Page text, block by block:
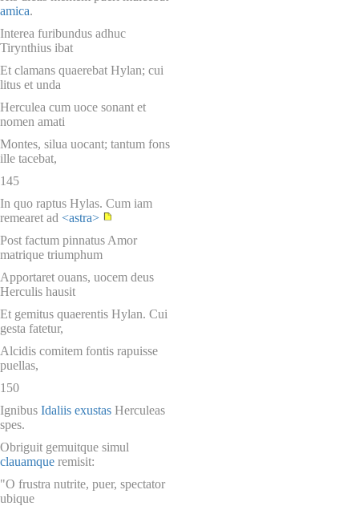
amica.
Interea furibundus adhuc
Tirynthius ibat
Et clamans quaerebat Hylan; cui
litus et unda
Herculea cum uoce sonant et
nomen amati
Montes, silua uocant; tantum fons
ille tacebat,
145
In quo raptus Hylas. Cum iam
remearet ad <astra>
Post factum pinnatus Amor
matrique triumphum
Apportaret ouans, uocem deus
Herculis hausit
Et gemitus quaerentis Hylan. Cui
gesta fatetur,
Alcidis comitem fontis rapuisse
puellas,
150
Ignibus Idaliis exustas Herculeas
spes.
Obriguit gemuitque simul
clauamque remisit:
"O frustra nutrite, puer, spectator
ubique